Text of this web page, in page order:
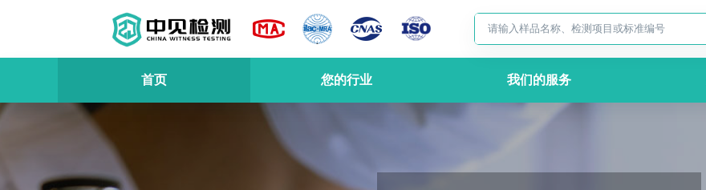
首页 您的行业 我们的服务